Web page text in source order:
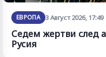
ЕВРОПА 3 Август 2026, 17:49
Седем жертви след
Русия